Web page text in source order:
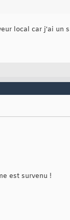
local car j'ai un
est survenu !